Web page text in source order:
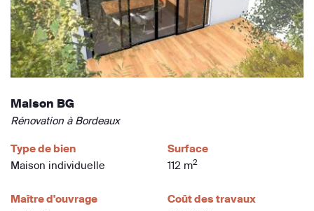
Maison BG
Rénovation à Bordeaux
Type de bien
Maison individuelle
Surface
112 m2
Maître d'ouvrage
Coût des travaux